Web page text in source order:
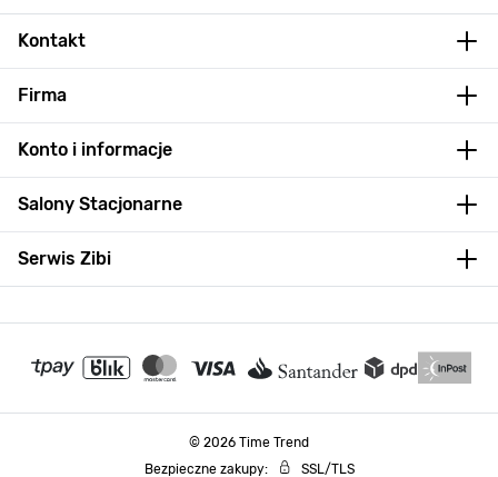
Kontakt
Firma
Konto i informacje
Salony Stacjonarne
Serwis Zibi
© 2026 Time Trend
Bezpieczne zakupy:
SSL/TLS